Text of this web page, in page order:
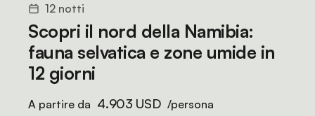
12 notti
Scopri il nord della Namibia:
fauna selvatica e zone umide in
12 giorni
A partire da 4.903 USD /persona